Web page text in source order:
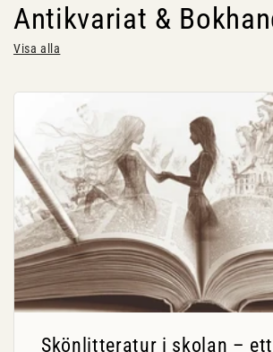
Antikvariat &
Visa alla
Skönlitteratur i skolan – ett